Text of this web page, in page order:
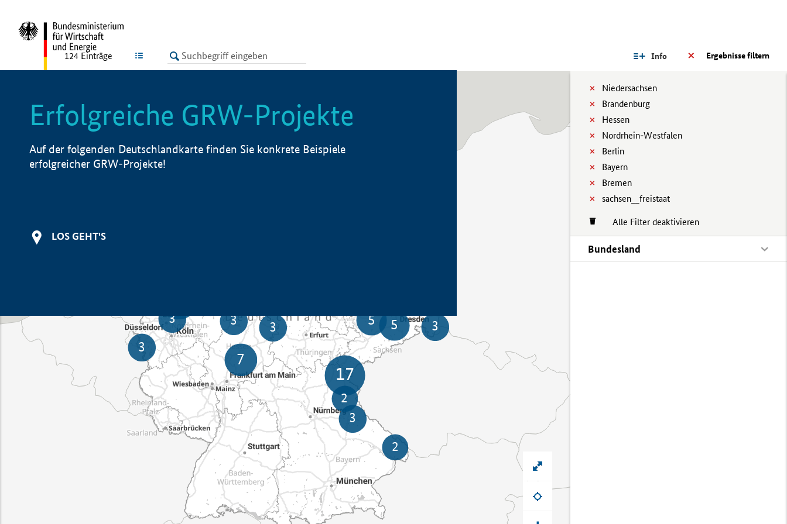
LISTE Ergebnisse filtern
Info
Niedersachsen
Brandenburg
Hessen
Nordrhein-Westfalen
Berlin
Bayern
Bremen
sachsen__freistaat
Alle Filter deaktivieren
Bundesland
124 Einträge
Erfolgreiche GRW-Projekte
Auf der folgenden Deutschlandkarte finden Sie konkrete Beispiele
erfolgreicher GRW-Projekte!
LOS GEHT'S